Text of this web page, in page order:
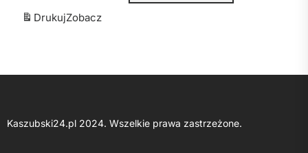
DrukujZobacz
Kaszubski24.pl 2024. Wszelkie prawa zastrzeżone.